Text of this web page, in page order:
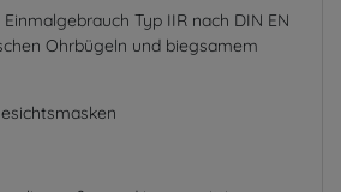
Typ IIR nach DIN EN
Ohrbügeln und biegsamem